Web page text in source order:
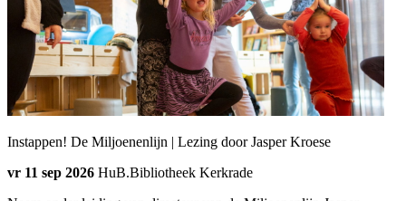
Instappen! De Miljoenenlijn | Lezing door Jasper Kroese
vr 11 sep 2026 HuB.Bibliotheek Kerkrade